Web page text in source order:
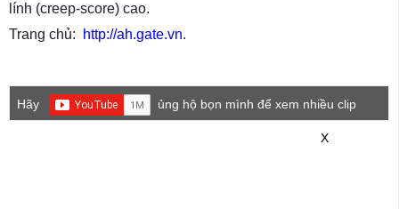
lính (creep-score) cao.
Trang chủ:
http://ah.gate.vn.
Hãy
ủng hộ bọn mình để xem nhiều clip
X